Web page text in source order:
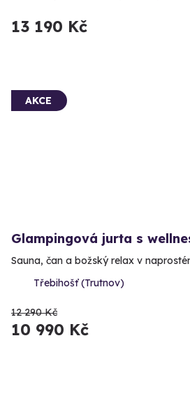
13 190 Kč
AKCE
Glampingová jurta s
Sauna, čan a božský relax v
Třebihošť (Trutnov)
12 290 Kč
10 990 Kč